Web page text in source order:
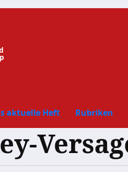
aktuelle Heft Rubriken